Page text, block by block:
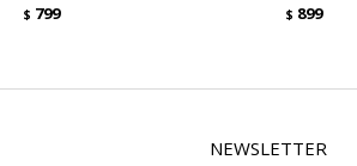
$ 799 $ 899
NEWSLETTER